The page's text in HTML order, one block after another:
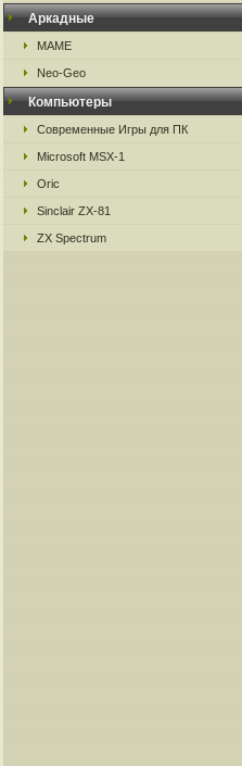
Аркадные
MAME
Neo-Geo
Компьютеры
Современные Игры для ПК
Microsoft MSX-1
Oric
Sinclair ZX-81
ZX Spectrum